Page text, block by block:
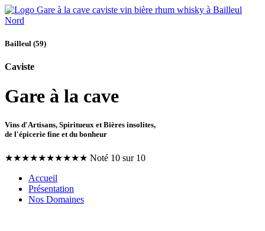
Bailleul (59)
Caviste
Gare à la cave
Vins d'Artisans, Spiritueux et Bières insolites,
de l'épicerie fine et du bonheur
★★★★★★★★★★ Noté 10 sur 10
Accueil
Présentation
Nos Domaines